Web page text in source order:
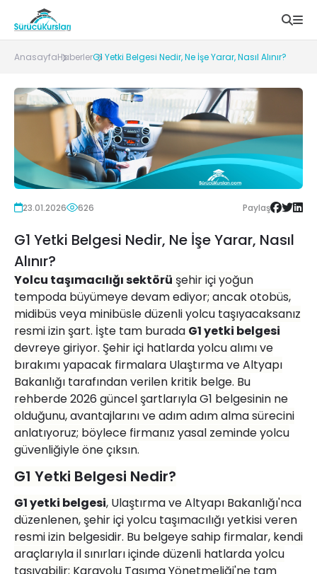
AnasayfaHaberlerG1 Yetki Belgesi Nedir, Ne İşe Yarar, Nasıl Alınır?
23.01.2026 626 Paylaş
G1 Yetki Belgesi Nedir, Ne İşe Yarar, Nasıl
Alınır?
Yolcu taşımacılığı sektörü şehir içi yoğun
tempoda büyümeye devam ediyor; ancak otobüs,
midibüs veya minibüsle düzenli yolcu taşıyacaksanız
resmi izin şart. İşte tam burada G1 yetki belgesi
devreye giriyor. Şehir içi hatlarda yolcu alımı ve
bırakımı yapacak firmalara Ulaştırma ve Altyapı
Bakanlığı tarafından verilen kritik belge. Bu
rehberde 2026 güncel şartlarıyla G1 belgesinin ne
olduğunu, avantajlarını ve adım adım alma sürecini
anlatıyoruz; böylece firmanız yasal zeminde yolcu
güvenliğiyleöne çıksın.
G1 Yetki Belgesi Nedir?
G1 yetki belgesi, Ulaştırma ve Altyapı Bakanlığı'nca
düzenlenen, şehir içi yolcu taşımacılığı yetkisi veren
resmi izin belgesidir. Bu belgeye sahip firmalar, kendi
araçlarıyla il sınırları içinde düzenli hatlarda yolcu